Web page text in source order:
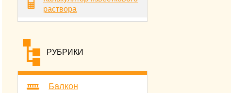
раствора
РУБРИКИ
Балкон